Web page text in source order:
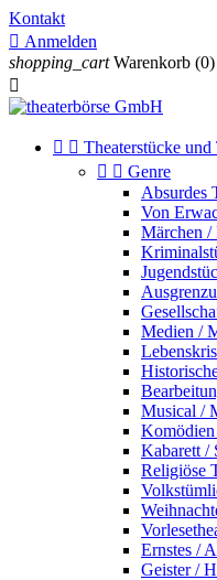
Kontakt
 Anmelden
shopping_cart Warenkorb (0)

  Theaterstücke und
  Genre
Absurdes
Von
Märchen /
Medien /
Musical /
Kabarett /
Religiöse
Ernstes /
Geister /